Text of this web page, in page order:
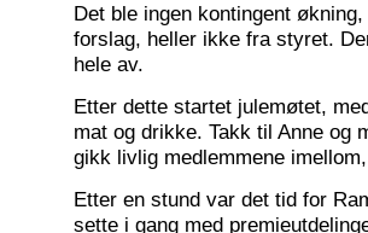
Det ble ingen kontingent
forslag, heller ikke fra styret.
hele av.
Etter dette startet julemøtet,
mat og drikke. Takk til Anne og
gikk livlig medlemmene
Etter en stund var det tid for
sette i gang med